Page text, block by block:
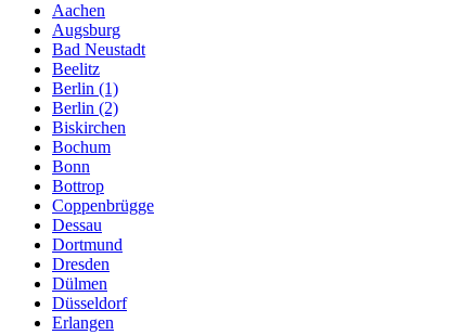
Aachen
Augsburg
Bad Neustadt
Beelitz
Berlin (1)
Berlin (2)
Biskirchen
Bochum
Bonn
Bottrop
Coppenbrügge
Dessau
Dortmund
Dresden
Dülmen
Düsseldorf
Erlangen